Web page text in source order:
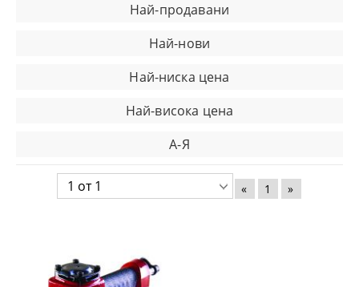
Най-продавани
Най-нови
Най-ниска цена
Най-висока цена
А-Я
« 1 »